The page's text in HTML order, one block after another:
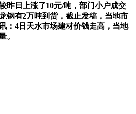
昨日上涨了10元/吨，部门小户成交
钢有2万吨到货，截止发稿，当地市
：4日天水市场建材价钱走高，当地
。